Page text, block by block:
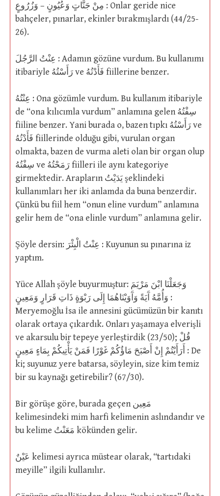
مِنْ جَنَّاتٍ وَعُيُونٍ – وَزُرُوعٍ : Onlar geride nice
bahçeler, pınarlar, ekinler bırakmışlardı (44/25-
26).
عِنْتُ الرَّجُلَ : Adamın gözüne vurdum. Bu kullanımı
itibariyle رَأَسْتُهُ ve فَأَدْتُهُ fiillerine benzer.
عِنْتُهُ : Ona gözümle vurdum. Bu kullanım itibariyle
de “ona kılıcımla vurdum” anlamına gelen سِفْتُهُ
fiiline benzer. Yani burada o, bazen tıpkı رَأَسْتُهُ ve
فَأَدْتُهُ fiillerinde olduğu gibi, vurulan organ
olmakta, bazen de vurma aleti olan bir organ olup
سِفْتُهُ ve رَمَحْتُهُ fiilleri ile aynı kategoriye
girmektedir. Arapların يَدَيْتُ şeklindeki
kullanımları her iki anlamda da buna benzerdir.
Çünkü bu fiil hem “onun eline vurdum” anlamına
gelir hem de “ona elinle vurdum” anlamına gelir.
Şöyle dersin: عِنْتُ الْبِئْرَ : Kuyunun su pınarına iz
yaptım.
Yüce Allah şöyle buyurmuştur: وَجَعَلْنَا ابْنَ مَرْيَمَ
وَأُمَّهُ آَيَةً وَآَوَيْنَاهُمَا إِلَى رَبْوَةٍ ذَاتِ قَرَارٍ وَمَعِينٍ :
Meryemoğlu İsa ile annesini gücümüzün bir kanıtı
olarak ortaya çıkardık. Onları yaşamaya elverişli
ve akarsulu bir tepeye yerleştirdik (23/50); قُلْ
أَرَأَيْتُمْ إِنْ أَصْبَحَ مَاؤُكُمْ غَوْرًا فَمَنْ يَأْتِيكُمْ بِمَاءٍ مَعِينٍ : De
ki; suyunuz yere batarsa, söyleyin, size kim temiz
bir su kaynağı getirebilir? (67/30).
Bir görüşe göre, burada geçen مَعِين
kelimesindeki mim harfi kelimenin aslındandır ve
bu kelime مَعَنْتُ kökünden gelir.
عَيْنٌ kelimesi ayrıca müstear olarak, “tartıdaki
meyille” ilgili kullanılır.